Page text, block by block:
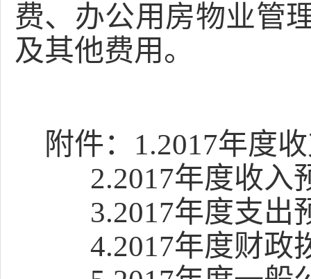
费、办公用房物业管
及其他费用。
附件： 1.2017年度
2.2017年度收入
3.2017年度支出
4.2017年度财政